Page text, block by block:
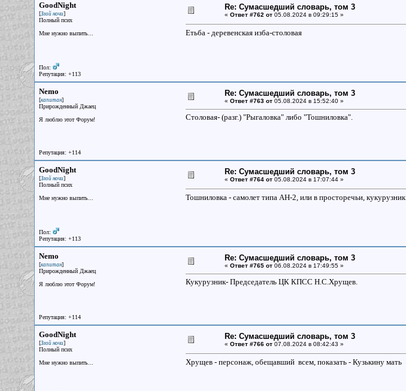
GoodNight
[Злой ночи]
Полный псих
Мне нужно выпить...
Пол:
Репутация: +113
Re: Сумасшедший словарь, том 3
« Ответ #762 от 05.08.2024 в 09:29:15 »
Етьба - деревенская изба-столовая
Nemo
[капитан]
Прирожденный Джаец
Я люблю этот Форум!
Репутация: +114
Re: Сумасшедший словарь, том 3
« Ответ #763 от 05.08.2024 в 15:52:40 »
Столовая- (разг.) "Рыгаловка" либо "Тошниловка".
GoodNight
[Злой ночи]
Полный псих
Мне нужно выпить...
Пол:
Репутация: +113
Re: Сумасшедший словарь, том 3
« Ответ #764 от 05.08.2024 в 17:07:44 »
Тошниловка - самолет типа АН-2, или в просторечьи, кукурузник
Nemo
[капитан]
Прирожденный Джаец
Я люблю этот Форум!
Репутация: +114
Re: Сумасшедший словарь, том 3
« Ответ #765 от 06.08.2024 в 17:49:55 »
Кукурузник- Председатель ЦК КПСС Н.С.Хрущев.
GoodNight
[Злой ночи]
Полный псих
Мне нужно выпить...
Re: Сумасшедший словарь, том 3
« Ответ #766 от 07.08.2024 в 08:42:43 »
Хрущев - персонаж, обещавший всем, показать - Кузькину мать